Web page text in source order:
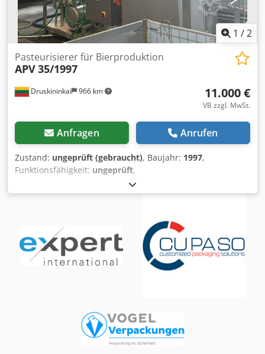
1 /2
Druskininkai 966 km
Pasteurisierer für Bierproduktion
APV35/1997
11.000 €
VB zzgl. MwSt.
Anfragen Anrufen
Zustand: ungeprüft (gebraucht), Baujahr: 1997,
Funktionsfähigkeit: ungeprüft,
Maschinen-/Fahrzeugnummer:
- Wärmetauscher Hersteller: APV Typ / Baujahr: 35 / 1997
Betriebstemperatur: 95 °C Cjdequuxujpfx Akcorf